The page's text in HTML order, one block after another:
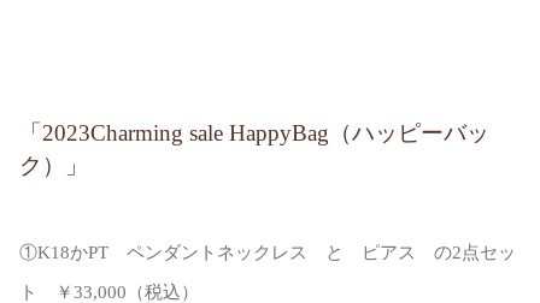
「2023Charming sale HappyBag（ハッピーバッ
ク）」
①K18かPT ペンダントネックレス と ピアス の2点セッ
ト ￥33,000（税込）